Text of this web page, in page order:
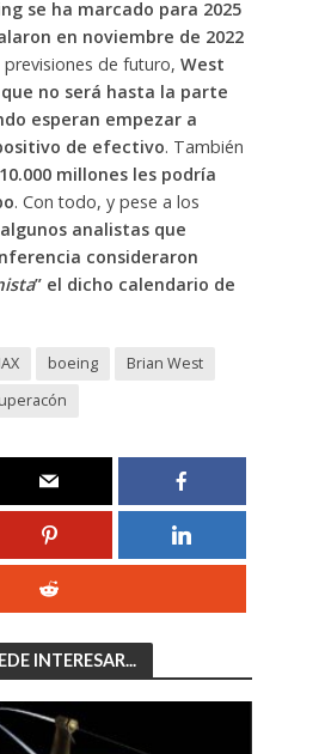
se ha marcado para 2025
en noviembre de 2022
de futuro, West
no será hasta la parte
esperan empezar a
de efectivo. También
millones les podría
. Con todo, y pese a los
algunos analistas que
consideraron
” el dicho calendario de
boeing
Brian West
INTERESAR...